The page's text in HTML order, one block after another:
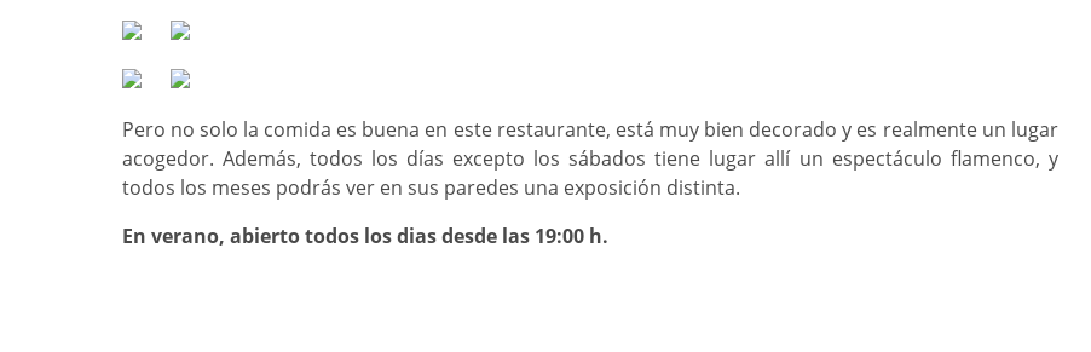
Pero no solo la comida es buena en este restaurante, está muy bien decorado y es realmente un lugar
acogedor. Además, todos los días excepto los sábados tiene lugar allí un espectáculo flamenco, y
todos los meses podrás ver en sus paredes una exposición distinta.
En verano, abierto todos los dias desde las 19:00 h.